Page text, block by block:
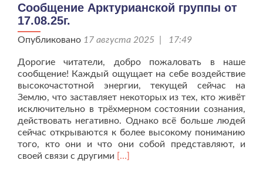
Сообщение Арктурианской группы от
17.08.25г.
Опубликовано 17 августа 2025 | 17:49
Дорогие читатели, добро пожаловать в наше
сообщение! Каждый ощущает на себе воздействие
высокочастотной энергии, текущей сейчас на
Землю, что заставляет некоторых из тех, кто живёт
исключительно в трёхмерном состоянии сознания,
действовать негативно. Однако всё больше людей
сейчас открываются к более высокому пониманию
того, кто они и что они собой представляют, и
своей связи с другими Читать
[…]